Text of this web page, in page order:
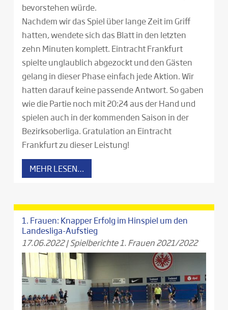
bevorstehen würde.
Nachdem wir das Spiel über lange Zeit im Griff
hatten, wendete sich das Blatt in den letzten
zehn Minuten komplett. Eintracht Frankfurt
spielte unglaublich abgezockt und den Gästen
gelang in dieser Phase einfach jede Aktion. Wir
hatten darauf keine passende Antwort. So gaben
wie die Partie noch mit 20:24 aus der Hand und
spielen auch in der kommenden Saison in der
Bezirksoberliga. Gratulation an Eintracht
Frankfurt zu dieser Leistung!
MEHR LESEN…
1. Frauen: Knapper Erfolg im Hinspiel um den
Landesliga-Aufstieg
17.06.2022|Spielberichte 1. Frauen 2021/2022